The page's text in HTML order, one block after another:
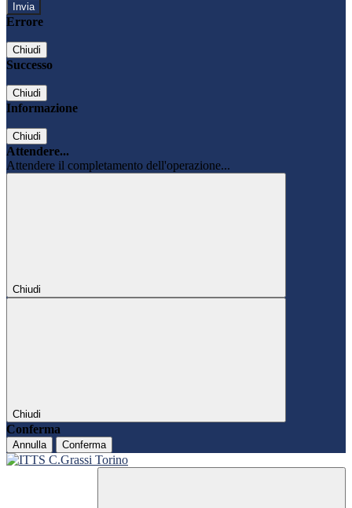
Errore
Chiudi
Successo
Chiudi
Informazione
Chiudi
Attendere...
Attendere il completamento dell'operazione...
Chiudi
Chiudi
Conferma
Annulla Conferma